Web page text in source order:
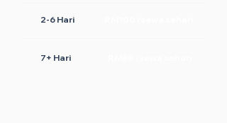
2-6 Hari
7+ Hari